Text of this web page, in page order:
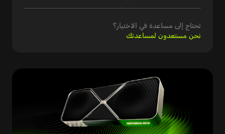
تحتاج إلى مساعدة في الاختيار؟
نحن مستعدون لمساعدتك